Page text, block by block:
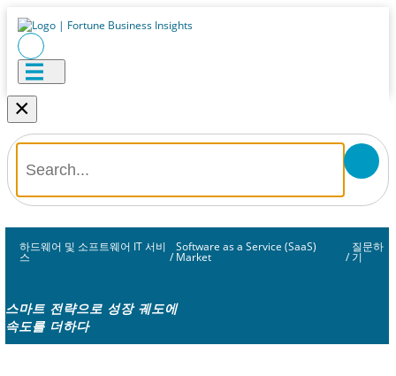
×
하드웨어 및 소프트웨어 IT 서비
스 /
Software as a Service (SaaS)
Market /
질문하
기
스마트 전략으로 성장 궤도에
속도를 더하다